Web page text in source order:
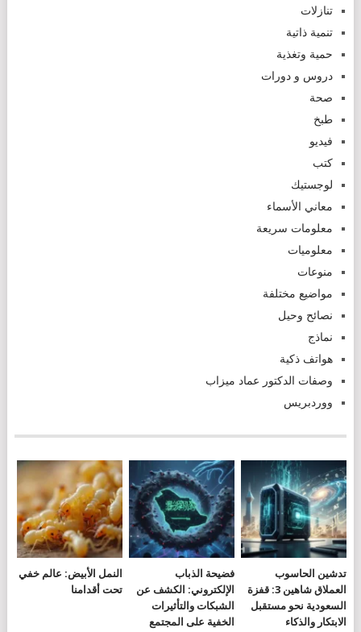
تنازلات
تنمية ذاتية
حمية وتغذية
دروس و دورات
صحة
طبخ
فيديو
كتب
لوجستيك
معاني الأسماء
معلومات سريعة
معلوميات
منوعات
مواضيع مختلفة
نصائح وحيل
نماذج
هواتف ذكية
وصفات الدكتور عماد ميزاب
ووردبريس
تدشين الحاسوب
العملاق شاهين 3: قفزة
السعودية نحو مستقبل
الابتكار والذكاء
فضيحة الذباب
الإلكتروني: الكشف عن
الشبكات والتأثيرات
الخفية على المجتمع
النمل الأبيض: عالم خفي
تحت أقدامنا